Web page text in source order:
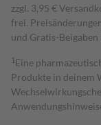
zzgl. 3,95 €
frei.
und Gratis-
1 Eine
Produkte in deinem